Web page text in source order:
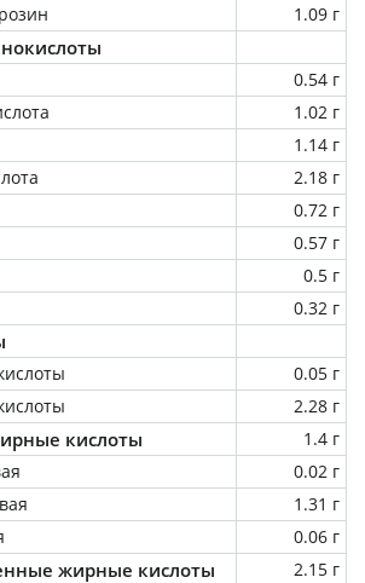
1.09 г
0.54 г
1.02 г
1.14 г
2.18 г
0.72 г
0.57 г
0.5 г
0.32 г
0.05 г
2.28 г
кислоты
1.4 г
0.02 г
1.31 г
0.06 г
жирные кислоты
2.15 г